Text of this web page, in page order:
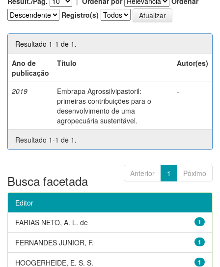
Registro(s)
Resultado 1-1 de 1.
Ano de
publicação
Título Autor(es)
2019
Embrapa Agrossilvipastoril:
primeiras contribuições para o
desenvolvimento de uma
agropecuária sustentável.
-
Resultado 1-1 de 1.
Anterior 1 Póximo
Busca facetada
Editor
1
FARIAS NETO, A. L. de
1
FERNANDES JUNIOR, F.
1
HOOGERHEIDE, E. S. S.